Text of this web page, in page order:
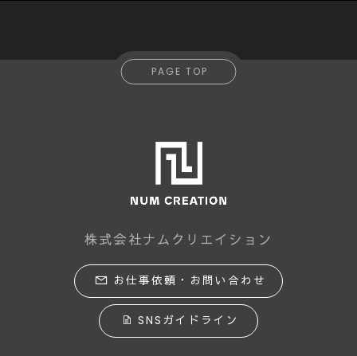
PAGE TOP
株式会社ナムクリエイション
お仕事依頼・お問い合わせ
SNSガイドライン